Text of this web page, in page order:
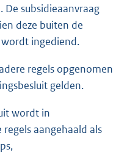
De subsidieaanvraag
deze buiten de
ingediend.
regels opgenomen
gelden.
wordt in
aangehaald als